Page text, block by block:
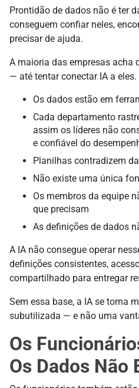
Prontidão de dados não é ter
conseguem confiar neles,
precisar de ajuda.
A maioria das empresas acha
— até tentar conectar IA a eles.
Os dados estão em
Cada departamento
assim os líderes não
e confiável do
Planilhas contradizem
Não existe uma única
Os membros da equipe
que precisam
As definições de dados
A IA não consegue operar
definições consistentes,
compartilhado para entregar
Sem essa base, a IA se torna
subutilizada — e não uma
Os
Os Dados Não